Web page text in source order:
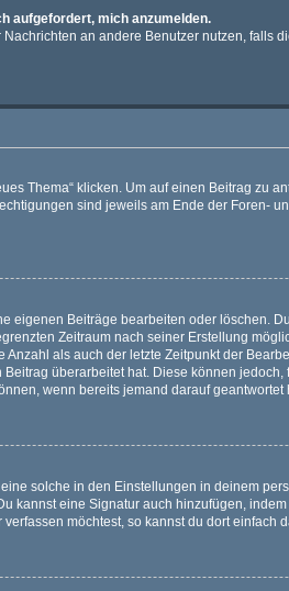
aufgefordert, mich anzumelden.
an andere Benutzer nutzen,
Thema“ klicken. Um auf einen Beitrag zu
sind jeweils am Ende der Foren-
eigenen Beiträge bearbeiten oder löschen.
Zeitraum nach seiner Erstellung
als auch der letzte Zeitpunkt der
überarbeitet hat. Diese können
wenn bereits jemand darauf geantwortet
solche in den Einstellungen in deinem
kannst eine Signatur auch hinzufügen,
möchtest, so kannst du dort einfach